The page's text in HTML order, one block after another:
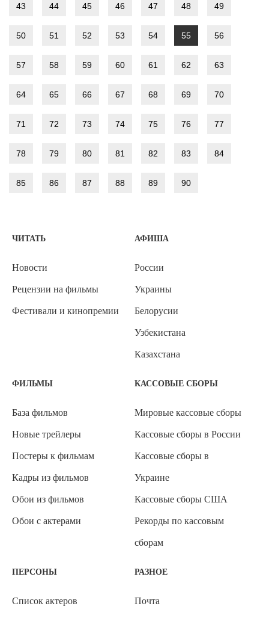
43 44 45 46 47 48 49
50 51 52 53 54 55 56
57 58 59 60 61 62 63
64 65 66 67 68 69 70
71 72 73 74 75 76 77
78 79 80 81 82 83 84
85 86 87 88 89 90
ЧИТАТЬ
Новости
Рецензии на фильмы
Фестивали и кинопремии
АФИША
России
Украины
Белорусии
Узбекистана
Казахстана
ФИЛЬМЫ
База фильмов
Новые трейлеры
Постеры к фильмам
Кадры из фильмов
Обои из фильмов
Обои с актерами
КАССОВЫЕ СБОРЫ
Мировые кассовые сборы
Кассовые сборы в России
Кассовые сборы в
Украине
Кассовые сборы США
Рекорды по кассовым
сборам
ПЕРСОНЫ
Список актеров
РАЗНОЕ
Почта